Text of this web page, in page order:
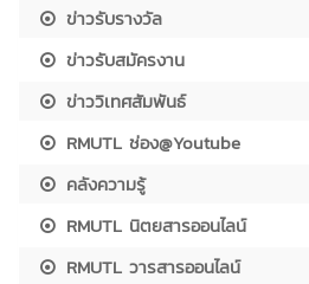
ข่าวรับรางวัล
ข่าวรับสมัครงาน
ข่าววิเทศสัมพันธ์
RMUTL ช่อง@Youtube
คลังความรู้
RMUTL นิตยสารออนไลน์
RMUTL วารสารออนไลน์